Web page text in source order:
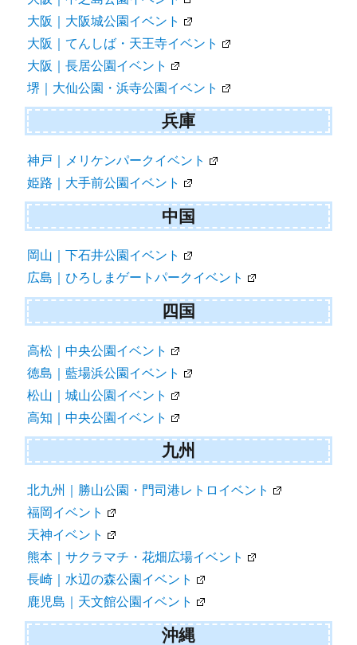
大阪｜大阪城公園イベント
大阪｜てんしば・天王寺イベント
大阪｜長居公園イベント
堺｜大仙公園・浜寺公園イベント
兵庫
神戸｜メリケンパークイベント
姫路｜大手前公園イベント
中国
岡山｜下石井公園イベント
広島｜ひろしまゲートパークイベント
四国
高松｜中央公園イベント
徳島｜藍場浜公園イベント
松山｜城山公園イベント
高知｜中央公園イベント
九州
北九州｜勝山公園・門司港レトロイベント
福岡イベント
天神イベント
熊本｜サクラマチ・花畑広場イベント
長崎｜水辺の森公園イベント
鹿児島｜天文館公園イベント
沖縄